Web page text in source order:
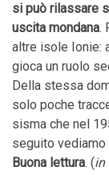
si può rilassare
uscita mondana.
altre isole Ionie:
gioca un ruolo
Della stessa
solo poche
sisma che nel
seguito
Buona lettura. (in